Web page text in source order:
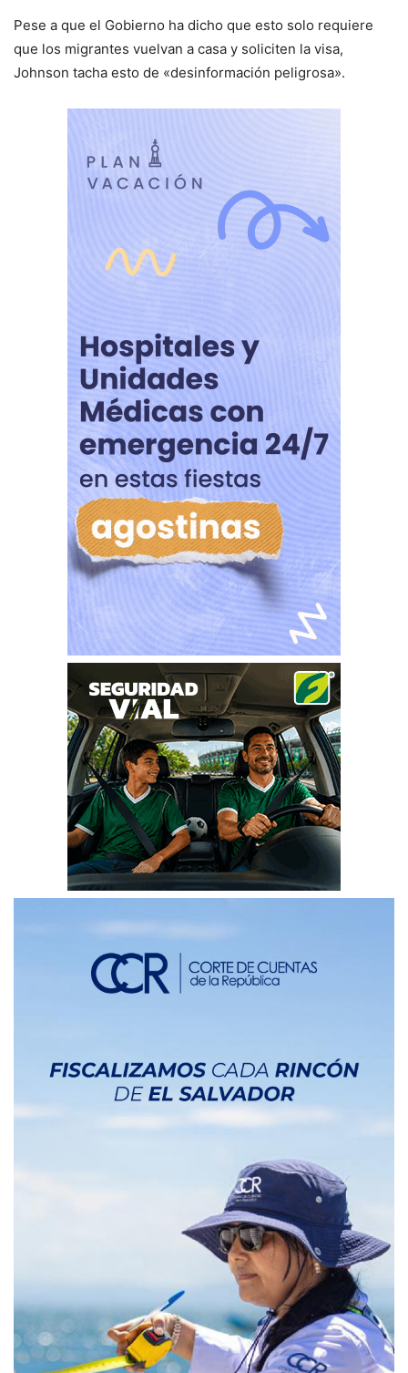
Pese a que el Gobierno ha dicho que esto solo requiere
que los migrantes vuelvan a casa y soliciten la visa,
Johnson tacha esto de «desinformación peligrosa».